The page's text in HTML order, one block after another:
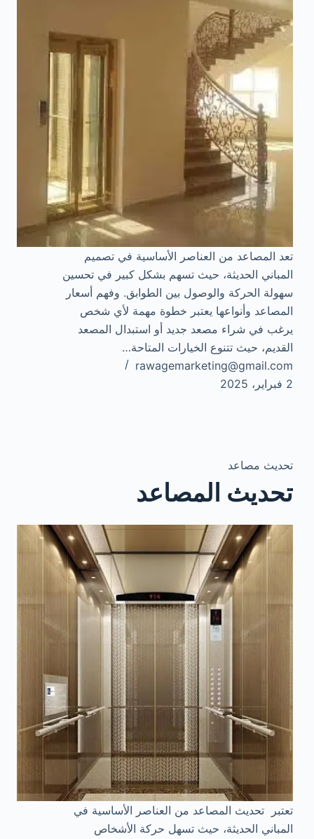
تعد المصاعد من العناصر الأساسية في تصميم
المباني الحديثة، حيث تسهم بشكل كبير في تحسين
سهولة الحركة والوصول بين الطوابق. وفهم أسعار
المصاعد وأنواعها يعتبر خطوة مهمة لأي شخص
يرغب في شراء مصعد جديد أو استبدال المصعد
القديم، حيث تتنوع الخيارات المتاحة…
rawagemarketing@gmail.com
2 فبراير، 2025
تحديث مصاعد
تحديث المصاعد
تعتبر تحديث المصاعد من العناصر الأساسية في
المباني الحديثة، حيث تسهل حركة الأشخاص